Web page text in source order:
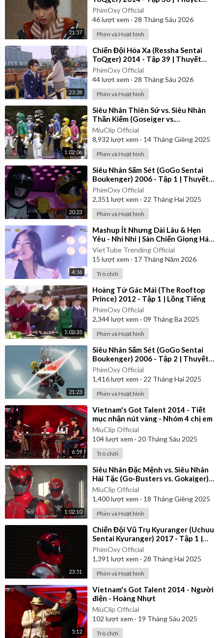
21:37
Minh
PhimOxy Official
46lượt xem · 28 Tháng Sáu 2026
Phim và Hoạt hình
23:28
⁣Chiến Đội Hỏa Xa (Ressha Sentai
ToQger) 2014 - Tập 39 | Thuyết
Minh
PhimOxy Official
44lượt xem · 28 Tháng Sáu 2026
Phim và Hoạt hình
1:02:06
⁣Siêu Nhân Thiên Sứ vs. Siêu Nhân
Thần Kiếm (Goseiger vs.
Shinkenger) | Vietsub
MiuClip Official
8,932 lượt xem · 14 Tháng Giêng 2025
Phim và Hoạt hình
20:23
⁣Siêu Nhân Sấm Sét (GoGo Sentai
Boukenger) 2006 - Tập 1 | Thuyết
Minh
PhimOxy Official
2,351 lượt xem · 22 Tháng Hai 2025
Phim và Hoạt hình
4:36
⁣Mashup Ít Nhưng Dài Lâu & Hẹn
Yêu - Nhi Nhi | Sàn Chiến Giọng Hát
- Tập 8
VietTube Trending Official
15 lượt xem · 17 Tháng Năm 2026
Trò chơi
1:02:35
⁣Hoàng Tử Gác Mái (The Rooftop
Prince) 2012 - Tập 1 | Lồng Tiếng
PhimOxy Official
2,344lượt xem · 09 Tháng Ba 2025
Phim và Hoạt hình
21:23
⁣Siêu Nhân Sấm Sét (GoGo Sentai
Boukenger) 2006 - Tập 2 | Thuyết
Minh
PhimOxy Official
1,416lượt xem · 22 Tháng Hai 2025
Phim và Hoạt hình
6:59
⁣Vietnam's Got Talent 2014 - Tiết
mục nhận nút vàng - Nhóm 4 chị em
MiuClip Official
104lượt xem · 20 Tháng Sáu 2025
Trò chơi
1:02:10
⁣Siêu Nhân Đặc Mệnh vs. Siêu Nhân
Hải Tặc (Go-Busters vs. Gokaiger) |
Vietsub
MiuClip Official
1,400lượt xem · 18 Tháng Giêng 2025
Phim và Hoạt hình
23:51
⁣Chiến Đội Vũ Trụ Kyuranger (Uchuu
Sentai Kyuranger) 2017 - Tập 1 |
Thuyết Minh
PhimOxy Official
1,391 lượt xem · 28 Tháng Hai 2025
Phim và Hoạt hình
5:12
⁣Vietnam's Got Talent 2014 - Người
điện - Hoàng Nhựt
MiuClip Official
102 lượt xem · 19 Tháng Sáu 2025
Trò chơi